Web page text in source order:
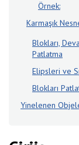
Örnek:
Karmaşık
Blokları,
Patlatma
Elipsleri ve
Blokları
Yinelenen